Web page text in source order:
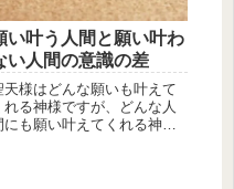
い叶う人間と願い叶わ
い人間の意識の差
天様はどんな願いも叶えて
れる神様ですが、どんな人
にも願い叶えてくれる神様